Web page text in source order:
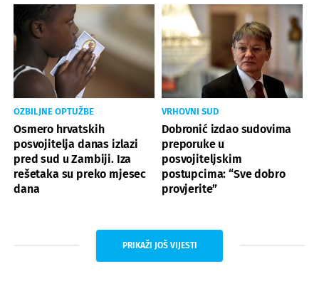
OZBILJNE OPTUŽBE
Osmero hrvatskih
posvojitelja danas izlazi
pred sud u Zambiji. Iza
rešetaka su preko mjesec
dana
VRHOVNI SUD
Dobronić izdao sudovima
preporuke u
posvojiteljskim
postupcima: “Sve dobro
provjerite”
PRIKAŽI JOŠ VIJESTI